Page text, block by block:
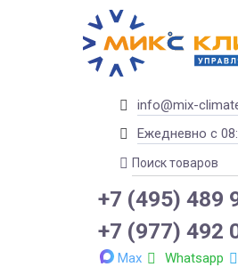
info@mix-
Ежедневно с
+7 (495) 489
+7 (977) 492
Max Whatsapp